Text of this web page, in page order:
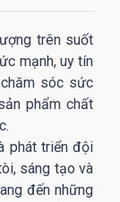
trên suốt
mạnh, uy tín
sóc sức
phẩm chất
phát triển đội
sáng tạo và
đến những